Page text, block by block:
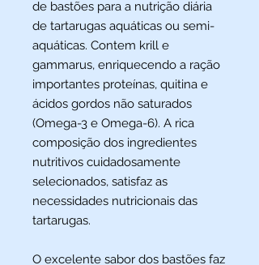
de bastões para a nutrição diária
de tartarugas aquáticas ou semi-
aquáticas. Contem krill e
gammarus, enriquecendo a ração
importantes proteínas, quitina e
ácidos gordos não saturados
(Omega-3 e Omega-6). A rica
composição dos ingredientes
nutritivos cuidadosamente
selecionados, satisfaz as
necessidades nutricionais das
tartarugas.
O excelente sabor dos bastões faz